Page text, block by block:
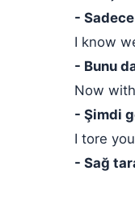
- Sadece
I know
- Bunu
Now
- Şimdi
I tore
- Sağ